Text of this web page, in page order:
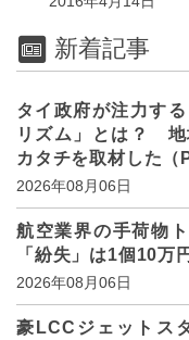
新着記事
タイ政府が注力す
リズム」とは？ 地
カタチを取材した（
2026年08月06日
航空業界の手荷物
「紛失」は1個10
2026年08月06日
豪LCCジェットス